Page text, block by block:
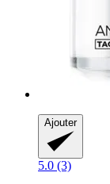
Ajouter
5.0 (3)